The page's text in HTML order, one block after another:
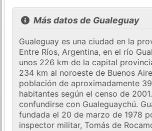
Más datos de Gualeguay
Gualeguay es una ciudad en la
Entre Ríos, Argentina, en el río
unos 226 km de la capital
234 km al noroeste de Buenos
población de aproximadamente
habitantes según el censo de
confundirse con Gualeguaychú.
fundada el 20 de marzo de 1978
inspector militar, Tomás de